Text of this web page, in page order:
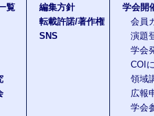
覧
編集方針
転載許諾/著作権
SNS
学会開
会員
演題
学会
COI
領域
広報
学会